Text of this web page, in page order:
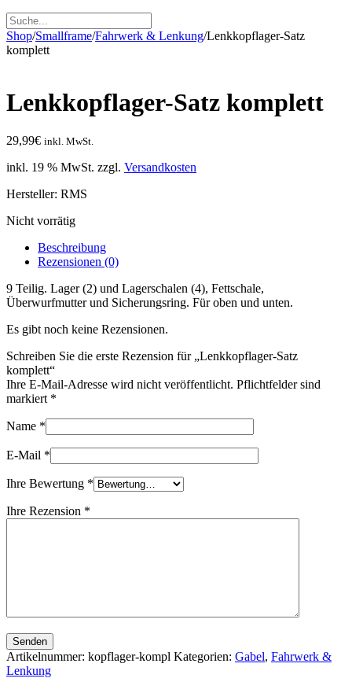
Shop/Smallframe/Fahrwerk & Lenkung/Lenkkopflager-Satz
komplett
Lenkkopflager-Satz komplett
29,99€ inkl. MwSt.
inkl. 19 % MwSt. zzgl. Versandkosten
Hersteller: RMS
Nicht vorrätig
Beschreibung
Rezensionen (0)
9 Teilig. Lager (2) und Lagerschalen (4), Fettschale,
Überwurfmutter und Sicherungsring. Für oben und unten.
Es gibt noch keine Rezensionen.
Schreiben Sie die erste Rezension für „Lenkkopflager-Satz
komplett“
Ihre E-Mail-Adresse wird nicht veröffentlicht. Pflichtfelder sind
markiert *
Name *
E-Mail *
Ihre Bewertung *
Ihre Rezension *
Senden
Artikelnummer: kopflager-kompl Kategorien: Gabel, Fahrwerk &
Lenkung